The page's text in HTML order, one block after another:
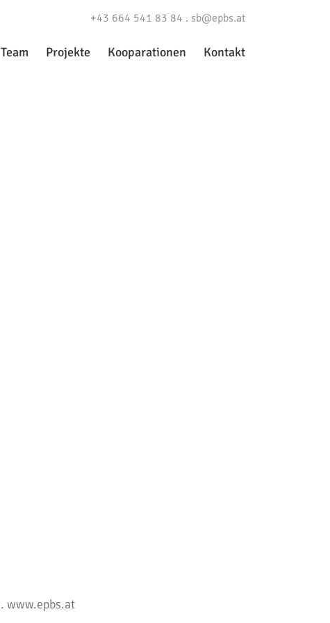
+43 664 541 83 84 . sb@epbs.at
Team Projekte Kooparationen Kontakt
. www.epbs.at